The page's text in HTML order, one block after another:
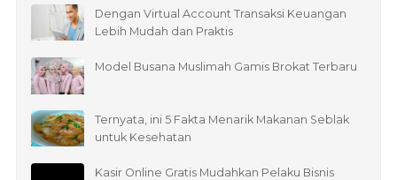
Dengan Virtual Account Transaksi Keuangan
Lebih Mudah dan Praktis
Model Busana Muslimah Gamis Brokat Terbaru
Ternyata, ini 5 Fakta Menarik Makanan Seblak
untuk Kesehatan
Kasir Online Gratis Mudahkan Pelaku Bisnis